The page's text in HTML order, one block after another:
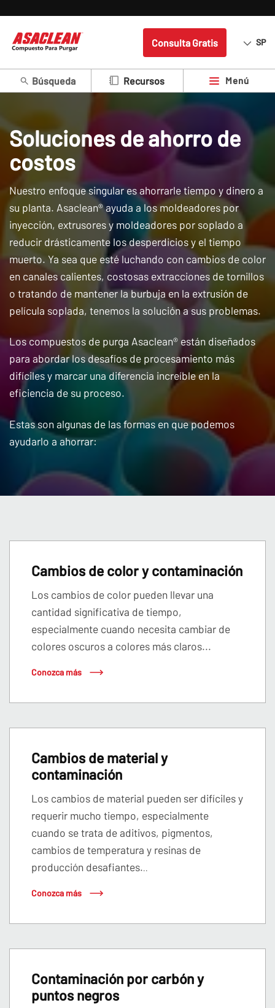
Consulta Gratis SP
Búsqueda Recursos Menú
Soluciones de ahorro de
costos
Nuestro enfoque singular es ahorrarle tiempo y dinero a
su planta. Asaclean® ayuda a los moldeadores por
inyección, extrusores y moldeadores por soplado a
reducir drásticamente los desperdicios y el tiempo
muerto. Ya sea que esté luchando con cambios de color
en canales calientes, costosas extracciones de tornillos
o tratando de mantener la burbuja en la extrusión de
película soplada, tenemos la solución a sus problemas.
Los compuestos de purga Asaclean® están diseñados
para abordar los desafíos de procesamiento más
difíciles y marcar una diferencia increíble en la
eficiencia de su proceso.
Estas son algunas de las formas en que podemos
ayudarlo a ahorrar:
Cambios de color y contaminación
Los cambios de color pueden llevar una
cantidad significativa de tiempo,
especialmente cuando necesita cambiar de
colores oscuros a colores más claros...
Conozca más
Cambios de material y
contaminación
Los cambios de material pueden ser difíciles y
requerir mucho tiempo, especialmente
cuando se trata de aditivos, pigmentos,
cambios de temperatura y resinas de
producción desafiantes...
Conozca más
Contaminación por carbón y
puntos negros